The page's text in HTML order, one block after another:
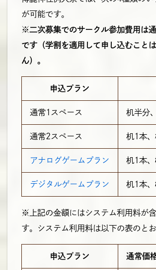
が可能です。
※二次募集でのサークル参加費用は
です（学割を適用して申し込むこと
ん）。
申込プラン
通常1スペース 机半分
通常2スペース 机1本、
アナログゲームプラン 机1本、
デジタルゲームプラン 机1本、
※上記の金額にはシステム利用料が
す。システム利用料は以下の表のとお
申込プラン 通常価